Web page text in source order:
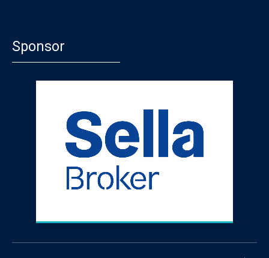
Sponsor